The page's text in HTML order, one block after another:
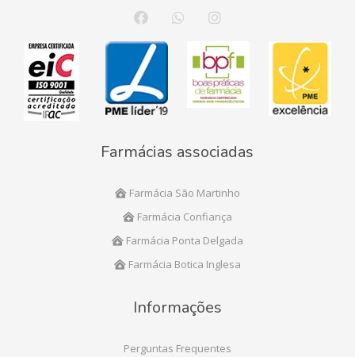
Farmácias associadas
Farmácia São Martinho
Farmácia Confiança
Farmácia Ponta Delgada
Farmácia Botica Inglesa
Informações
Perguntas Frequentes